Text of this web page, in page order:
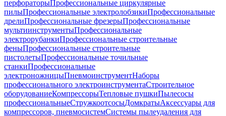
перфораторыПрофессиональные циркулярные
пилыПрофессиональные электролобзикиПрофессиональные
дрелиПрофессиональные фрезерыПрофессиональные
мультиинструментыПрофессиональные
электрорубанкиПрофессиональные строительные
феныПрофессиональные строительные
пистолетыПрофессиональные точильные
станкиПрофессиональные
электроножницыПневмоинструментНаборы
профессионального электроинструментаСтроительное
оборудованиеКомпрессорыТепловые пушкиПылесосы
профессиональныеСтружкоотсосыДомкратыАксессуары для
компрессоров, пневмосистемСистемы пылеудаления для